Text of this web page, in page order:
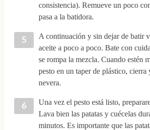
consistencia). Remueve un poco
pasa a la batidora.
A continuación y sin dejar de batir
aceite a poco a poco. Bate con
se rompa la mezcla. Cuando estén
pesto en un taper de plástico, cierra
nevera.
Una vez el pesto está listo,
Lava bien las patatas y cuécelas
minutos. Es importante que las